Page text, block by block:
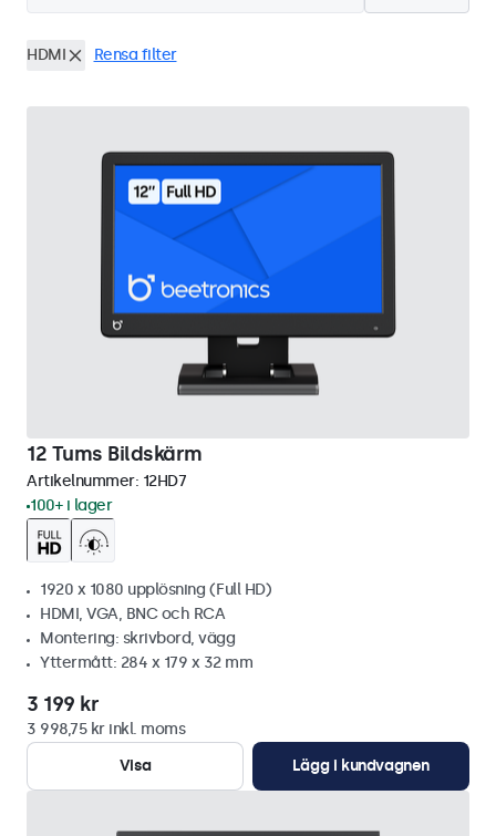
HDMI Rensa filter
12 Tums Bildskärm
Artikelnummer: 12HD7
100+ i lager
1920 x 1080 upplösning (Full HD)
HDMI, VGA, BNC och RCA
Montering: skrivbord, vägg
Yttermått: 284 x 179 x 32 mm
3 199 kr
3 998,75 kr inkl. moms
Visa
Lägg i kundvagnen